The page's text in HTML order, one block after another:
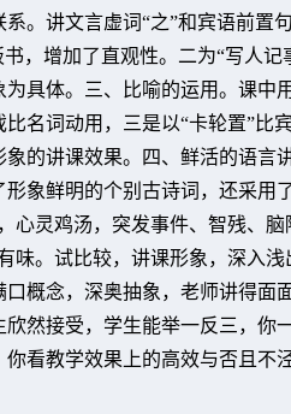
。讲文言虚词“之”和宾语前置
，增加了直观性。二为“写人
具体。三、比喻的运用。课中
名词动用，三是以“卡轮置”比
的讲课效果。四、鲜活的语言
象鲜明的个别古诗词，还采用
心灵鸡汤，突发事件、智残、
味。试比较，讲课形象，深入
概念，深奥抽象，老师讲得面
然接受，学生能举一反三，你
看教学效果上的高效与否且不